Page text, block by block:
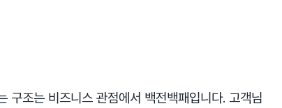
구조는 비즈니스 관점에서 백전백패입니다. 고객님